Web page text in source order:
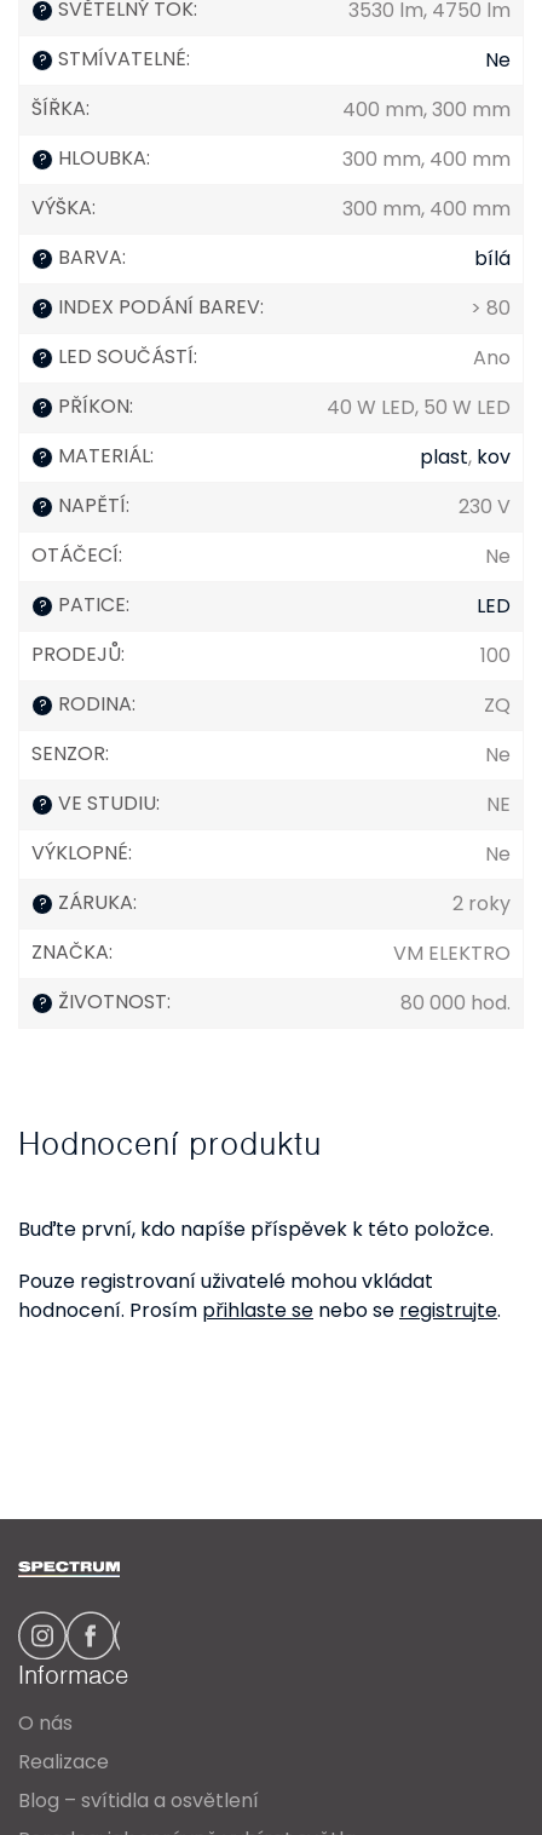
? SVĚTELNÝ TOK: 3530 lm, 4750 lm
? STMÍVATELNÉ:
Ne
ŠÍŘKA: 400 mm, 300 mm
? HLOUBKA:
300 mm, 400 mm
VÝŠKA: 300 mm, 400 mm
? BARVA: bílá
? INDEX PODÁNÍ BAREV: > 80
? LED SOUČÁSTÍ: Ano
? PŘÍKON: 40 W LED, 50 W LED
? MATERIÁL: plast, kov
? NAPĚTÍ:
230 V
OTÁČECÍ: Ne
? PATICE:
LED
PRODEJŮ: 100
? RODINA:
ZQ
SENZOR: Ne
? VE STUDIU:
NE
VÝKLOPNÉ: Ne
? ZÁRUKA:
2 roky
ZNAČKA: VM ELEKTRO
? ŽIVOTNOST: 80 000 hod.
Hodnocení produktu
Buďte první, kdo napíše příspěvek k této položce.
Pouze registrovaní uživatelé mohou vkládat
hodnocení. Prosím přihlaste se nebo se registrujte.
Informace
O nás
Realizace
Blog – svítidla a osvětlení